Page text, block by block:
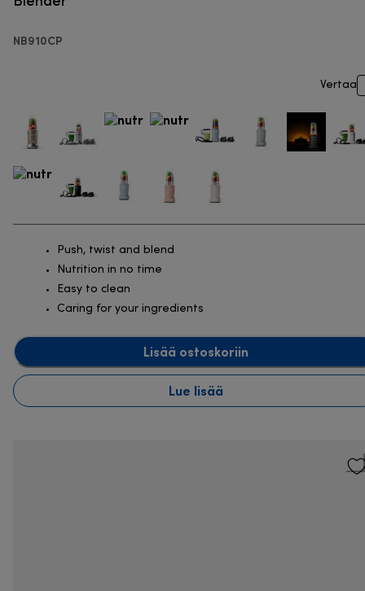
NB910CP
Vertaa
Push, twist and blend
Nutrition in no time
Easy to clean
Caring for your ingredients
Lisää ostoskoriin
Lue lisää